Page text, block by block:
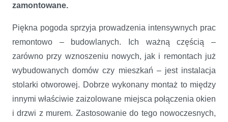
zamontowane.
Piękna pogoda sprzyja prowadzenia intensywnych prac
remontowo – budowlanych. Ich ważną częścią –
zarówno przy wznoszeniu nowych, jak i remontach już
wybudowanych domów czy mieszkań – jest instalacja
stolarki otworowej. Dobrze wykonany montaż to między
innymi właściwie zaizolowane miejsca połączenia okien
i drzwi z murem. Zastosowanie do tego nowoczesnych,